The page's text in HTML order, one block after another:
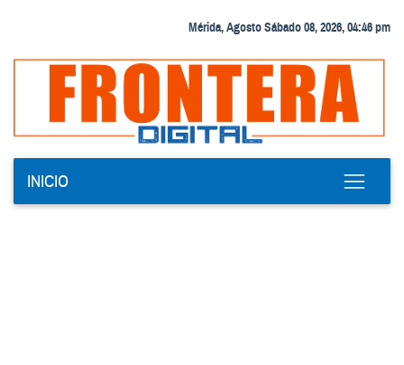
Mérida, Agosto Sábado 08, 2026, 04:46 pm
INICIO